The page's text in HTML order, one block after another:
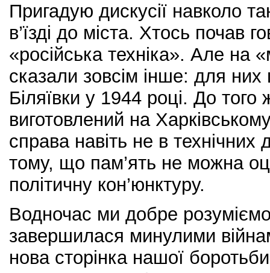
Пригадую дискусії навколо
в’їзді до міста. Хтось почав
«російська техніка». Але на
сказали зовсім інше: для
Біляївки у 1944 році. До того
виготовлений на
справа навіть не в
тому, що пам’ять не можна
політичну кон’юнктуру.
Водночас ми добре
завершилася минулими
нова сторінка нашої